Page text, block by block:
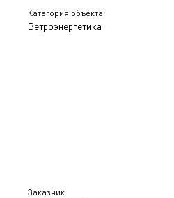
Категория объекта
Ветроэнергетика
Заказчик